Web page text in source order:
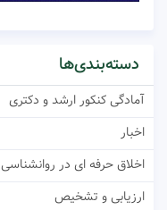
دسته‌بندی‌ها
آمادگی کنکور ارشد و دکتری
اخبار
اخلاق حرفه ای در روانشناسی
ارزیابی و تشخیص